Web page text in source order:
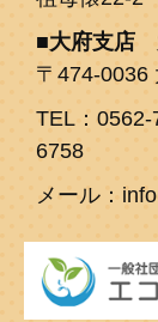
大府支店
〒474-0036
TEL：
6758
メール：